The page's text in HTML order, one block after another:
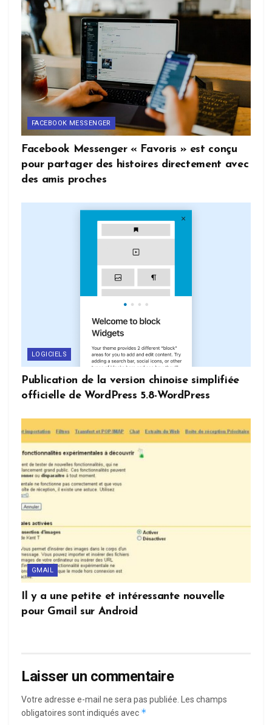
FACEBOOK MESSENGER
Facebook Messenger « Favoris » est conçu
pour partager des histoires directement avec
des amis proches
LOGICIELS
Publication de la version chinoise simplifiée
officielle de WordPress 5.8-WordPress
GMAIL
Il y a une petite et intéressante nouvelle
pour Gmail sur Android
Laisser un commentaire
Votre adresse e-mail ne sera pas publiée. Les champs
obligatoires sont indiqués avec *